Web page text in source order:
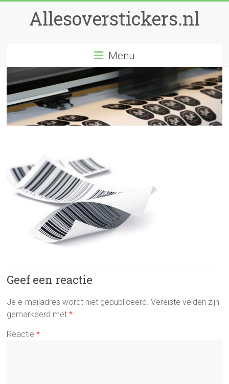
Allesoverstickers.nl
Menu
Geef een reactie
Je e-mailadres wordt niet gepubliceerd. Vereiste velden zijn
gemarkeerd met*
Reactie*